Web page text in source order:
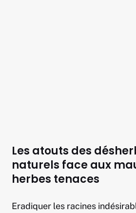
Les atouts des
naturels face aux
herbes tenaces
Eradiquer les racines